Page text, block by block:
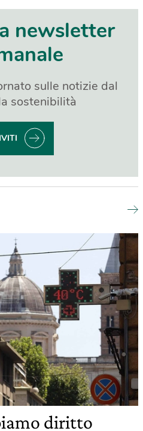
newsletter
sulle notizie dal
sostenibilità
diritto